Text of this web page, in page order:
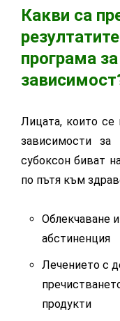
Какви са
програма
Лицата, които се
зависимости за
субоксон биват
по пътя към
Облекчаване
абстиненция
Лечението с
продукти